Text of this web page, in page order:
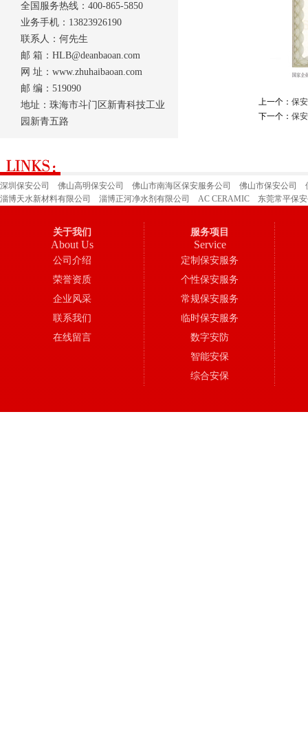
全国服务热线：400-865-5850
业务手机：13823926190
联系人：何先生
邮 箱：HLB@deanbaoan.com
网 址：www.zhuhaibaoan.com
邮 编：519090
地址：珠海市斗门区新青科技工业
园新青五路
上一个： 保
下一个： 保
深圳保安公司 佛山高明保安公司 佛山市南海区保安服务公司 佛山市保安公司
淄博天水新材料有限公司
淄博正河净水剂有限公司 AC CERAMIC
东莞常平保
关于我们
About Us
公司介绍
荣誉资质
企业风采
联系我们
在线留言
服务项目
Service
定制保安服务
个性保安服务
常规保安服务
临时保安服务
数字安防
智能安保
综合安保